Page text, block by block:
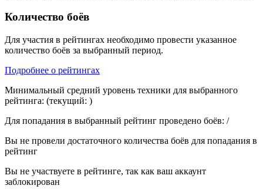
Количество боёв
Для участия в рейтингах необходимо провести указанное
количество боёв за выбранный период.
Подробнее о рейтингах
Минимальный средний уровень техники для выбранного
рейтинга: (текущий: )
Для попадания в выбранный рейтинг проведено боёв: /
Вы не провели достаточного количества боёв для попадания в
рейтинг
Вы не участвуете в рейтинге, так как ваш аккаунт
заблокирован